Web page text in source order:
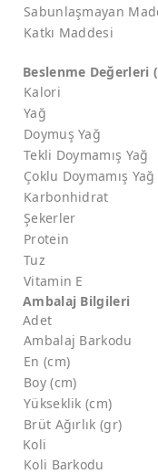
Sabunlaşmayan
Katkı Maddesi
Beslenme Değerleri
Kalori
Yağ
Doymuş Yağ
Tekli Doymamış Yağ
Çoklu Doymamış Yağ
Karbonhidrat
Şekerler
Protein
Tuz
Vitamin E
Ambalaj Bilgileri
Adet
Ambalaj Barkodu
En (cm)
Boy (cm)
Yükseklik (cm)
Brüt Ağırlık (gr)
Koli
Koli Barkodu